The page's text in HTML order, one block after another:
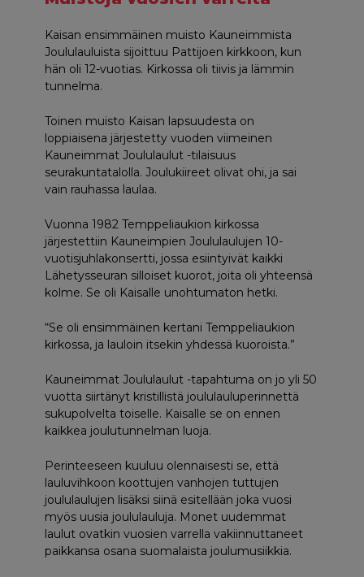
Kaisan ensimmäinen muisto Kauneimmista
Joululauluista sijoittuu Pattijoen kirkkoon, kun
hän oli 12-vuotias. Kirkossa oli tiivis ja lämmin
tunnelma.
Toinen muisto Kaisan lapsuudesta on
loppiaisena järjestetty vuoden viimeinen
Kauneimmat Joululaulut -tilaisuus
seurakuntatalolla. Joulukiireet olivat ohi, ja sai
vain rauhassa laulaa.
Vuonna 1982 Temppeliaukion kirkossa
järjestettiin Kauneimpien Joululaulujen 10-
vuotisjuhlakonsertti, jossa esiintyivät kaikki
Lähetysseuran silloiset kuorot, joita oli yhteensä
kolme. Se oli Kaisalle unohtumaton hetki.
“Se oli ensimmäinen kertani Temppeliaukion
kirkossa, ja lauloin itsekin yhdessä kuoroista.”
Kauneimmat Joululaulut -tapahtuma on jo yli 50
vuotta siirtänyt kristillistä joululauluperinnettä
sukupolvelta toiselle. Kaisalle se on ennen
kaikkea joulutunnelman luoja.
Perinteeseen kuuluu olennaisesti se, että
lauluvihkoon koottujen vanhojen tuttujen
joululaulujen lisäksi siinä esitellään joka vuosi
myös uusia joululauluja. Monet uudemmat
laulut ovatkin vuosien varrella vakiinnuttaneet
paikkansa osana suomalaista joulumusiikkia.